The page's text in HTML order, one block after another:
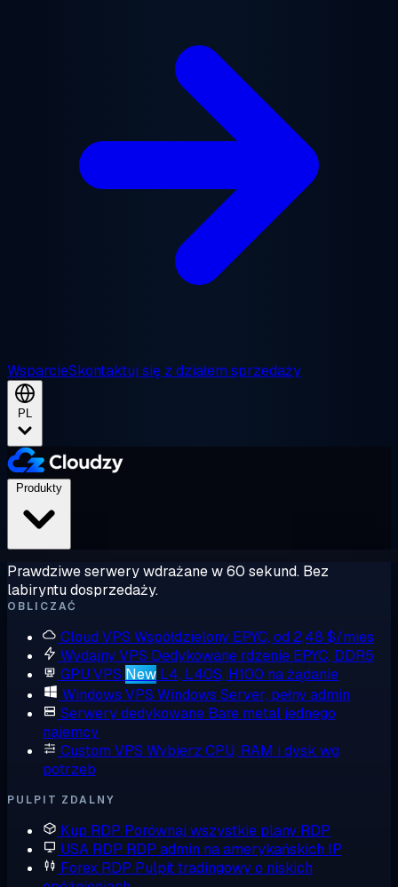
WsparcieSkontaktuj się z działem sprzedaży
PL
Prawdziwe serwery wdrażane w 60 sekund. Bez
labiryntu dosprzedaży.
OBLICZAĆ
Cloud VPS Współdzielony EPYC, od 2,48 $/mies
Wydajny VPS Dedykowane rdzenie EPYC, DDR5
GPU VPS New L4, L40S, H100 na żądanie
Windows VPS Windows Server, pełny admin
Serwery dedykowane Bare metal jednego
najemcy
Custom VPS Wybierz CPU, RAM i dysk wg
potrzeb
PULPIT ZDALNY
Kup RDP Porównaj wszystkie plany RDP
USA RDP RDP admin na amerykańskich IP
Forex RDP Pulpit tradingowy o niskich